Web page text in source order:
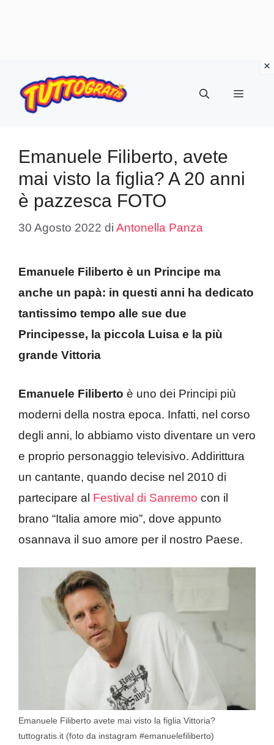
contenuto
Menu
Emanuele Filiberto, avete
mai visto la figlia? A 20 anni
è pazzesca FOTO
30 Agosto 2022 di Antonella Panza
Emanuele Filiberto è un Principe ma
anche un papà: in questi anni ha dedicato
tantissimo tempo alle sue due
Principesse, la piccola Luisa e la più
grande Vittoria
Emanuele Filiberto è uno dei Principi più
moderni della nostra epoca. Infatti, nel corso
degli anni, lo abbiamo visto diventare un vero
e proprio personaggio televisivo. Addirittura
un cantante, quando decise nel 2010 di
partecipare al Festival di Sanremo con il
brano “Italia amore mio”, dove appunto
osannava il suo amore per il nostro Paese.
Emanuele Filiberto avete mai visto la figlia Vittoria?
tuttogratis.it (foto da instagram #emanuelefiliberto)